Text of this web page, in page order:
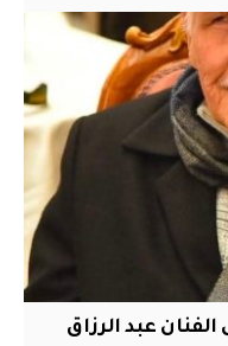
الفنان عبد الرزاق